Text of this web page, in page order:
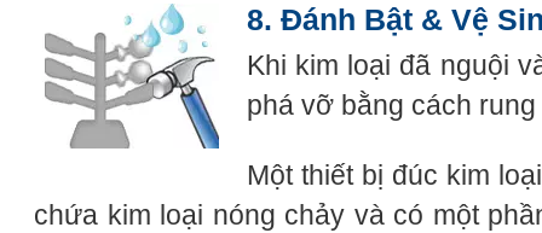
8. Đánh Bật & Vệ
Khi kim loại đã nguội
phá vỡ bằng cách
Một thiết bị đúc kim
chứa kim loại nóng chảy và có một